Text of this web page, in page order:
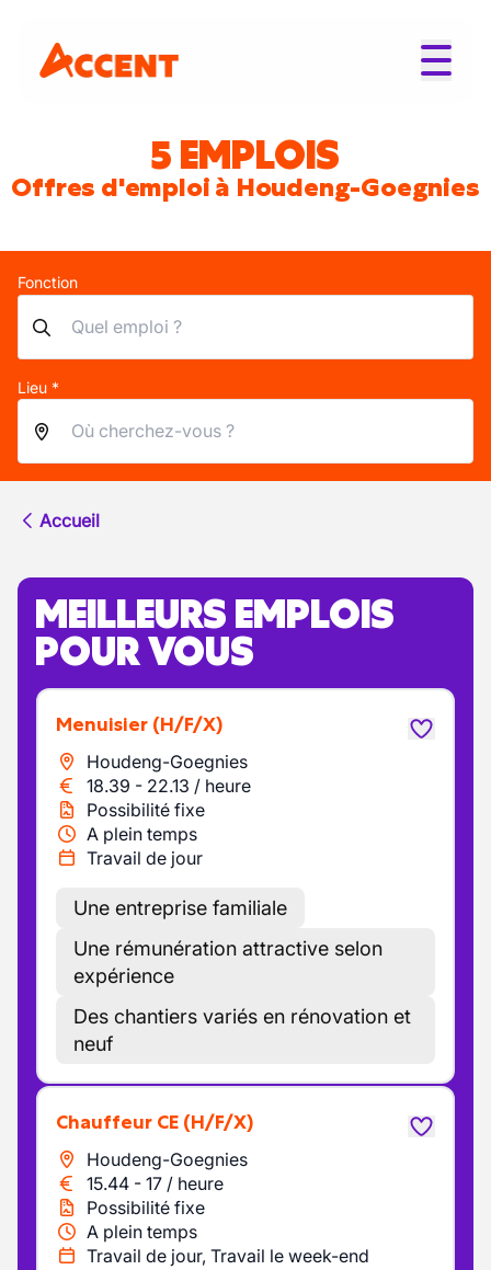
5 EMPLOIS
Offres d'emploi à Houdeng-Goegnies
Fonction
Lieu *
Accueil
MEILLEURS EMPLOIS
POUR VOUS
Menuisier (H/F/X)
Houdeng-Goegnies
18.39 - 22.13 / heure
Possibilité fixe
A plein temps
Travail de jour
Une entreprise familiale
Une rémunération attractive selon
expérience
Des chantiers variés en rénovation et
neuf
Chauffeur CE (H/F/X)
Houdeng-Goegnies
15.44 - 17 / heure
Possibilité fixe
A plein temps
Travail de jour, Travail le week-end